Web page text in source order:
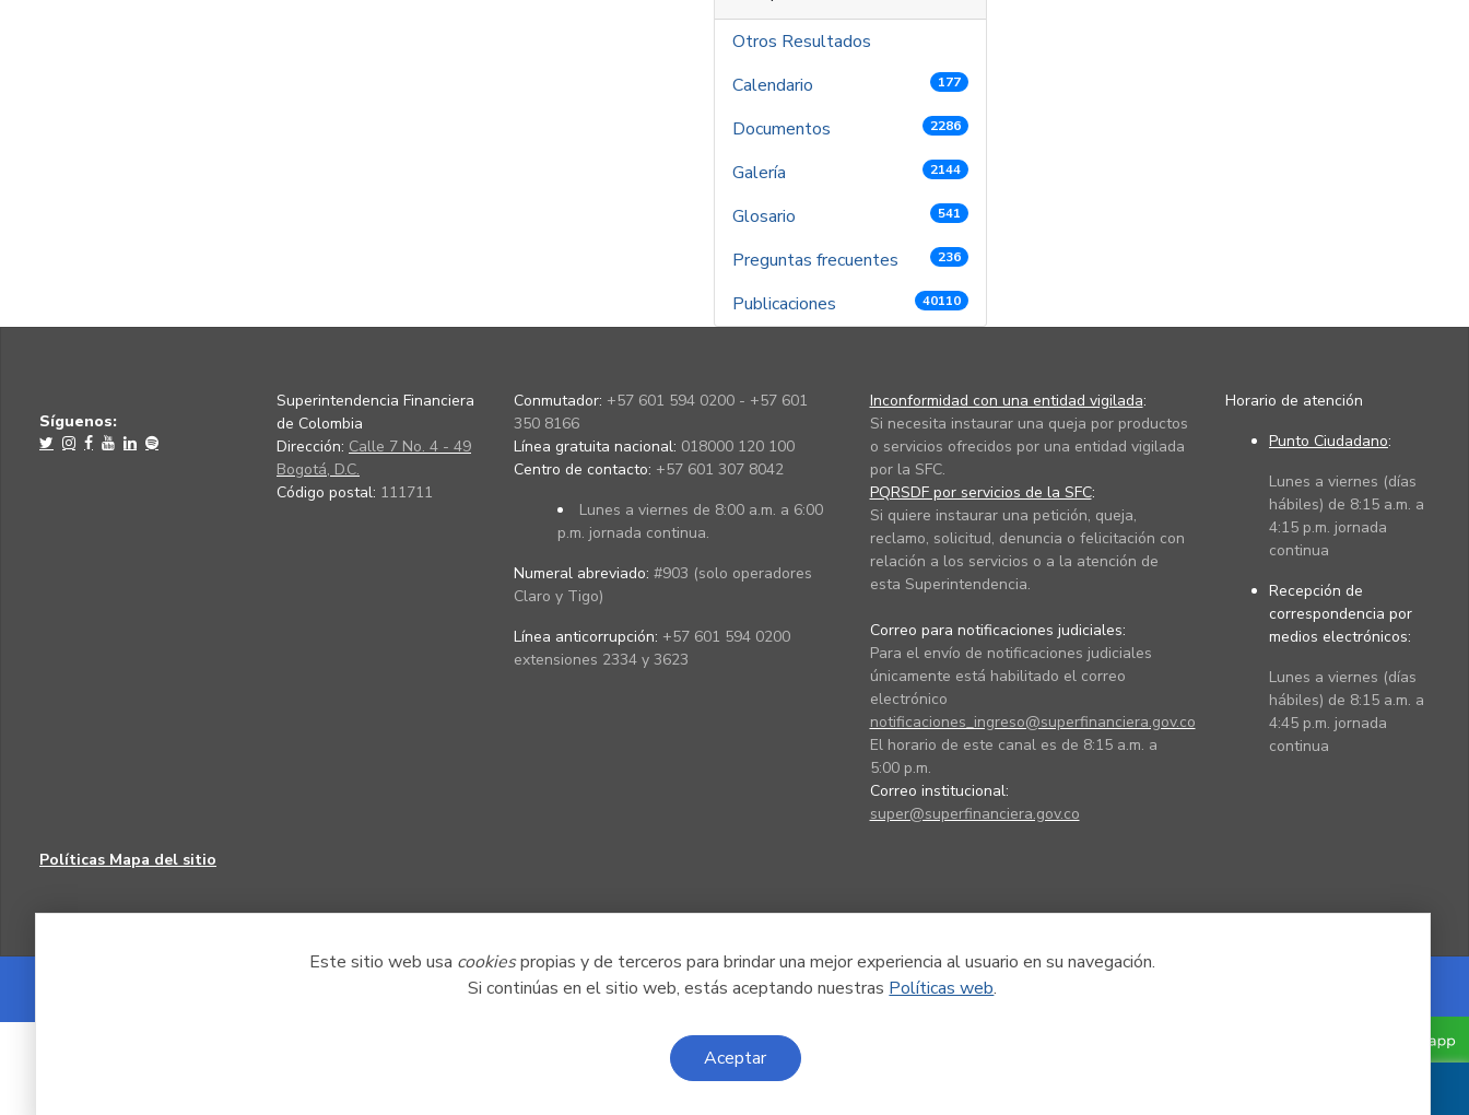
Este sitio web usa cookiespropias y de terceros para brindar una mejor experiencia al usuario en su navegación.
Si continúas en el sitio web, estás aceptando nuestras Políticas web.
Aceptar
Otros Resultados
Calendario
177
Documentos 2286
Galería 2144
Glosario 541
Preguntas frecuentes 236
Publicaciones 40110
Síguenos:
Superintendencia Financiera
de Colombia
Dirección: Calle 7 No. 4 - 49
Bogotá, D.C.
Código postal: 111711
Conmutador: +57 601 594 0200 - +57 601
350 8166
Línea gratuita nacional: 018000 120 100
Centro de contacto: +57 601 307 8042
Lunes a viernes de 8:00 a.m. a 6:00
p.m. jornada continua.
Numeral abreviado: #903 (solo operadores
Claro y Tigo)
Línea anticorrupción: +57 601 594 0200
extensiones 2334 y 3623
Inconformidad con una entidad vigilada:
Si necesita instaurar una queja por productos
o servicios ofrecidos por una entidad vigilada
por la SFC.
PQRSDF por servicios de la SFC:
Si quiere instaurar una petición, queja,
reclamo, solicitud, denuncia o felicitación con
relación a los servicios o a la atención de
esta Superintendencia.
Correo para notificaciones judiciales:
Para el envío de notificaciones judiciales
únicamente está habilitado el correo
electrónico
notificaciones_ingreso@superfinanciera.gov.co
El horario de este canal es de 8:15 a.m. a
5:00 p.m.
Correo institucional:
super@superfinanciera.gov.co
Horario de atención
Punto Ciudadano:
Lunes a viernes (días
hábiles) de 8:15 a.m. a
4:15 p.m. jornada
continua
Recepción de
correspondencia por
medios electrónicos:
Lunes a viernes (días
hábiles) de 8:15 a.m. a
4:45 p.m. jornada
continua
Políticas Mapa del sitio
Powered by Nexura